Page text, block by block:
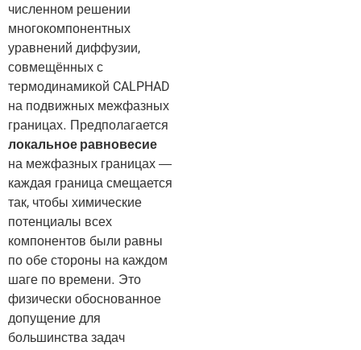
численном решении
многокомпонентных
уравнений диффузии,
совмещённых с
термодинамикой CALPHAD
на подвижных межфазных
границах. Предполагается
локальное равновесие
на межфазных границах —
каждая граница смещается
так, чтобы химические
потенциалы всех
компонентов были равны
по обе стороны на каждом
шаге по времени. Это
физически обоснованное
допущение для
большинства задач